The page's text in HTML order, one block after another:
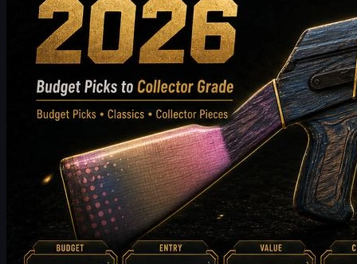
af Michael Johnson
Counter-Strike 2
juni 17, 2026